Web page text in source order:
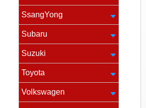
SsangYong
Subaru
Suzuki
Toyota
Volkswagen